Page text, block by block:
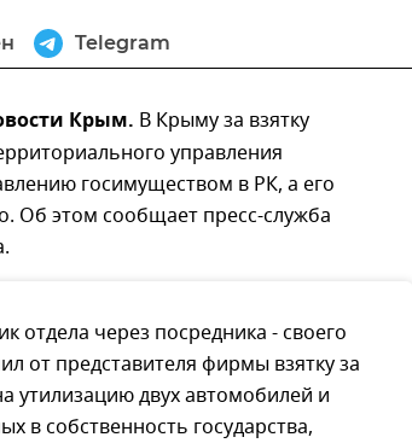
Telegram
Крым. В Крыму за взятку
управления
госимуществом в РК, а его
Об этом сообщает пресс-служба
отдела через посредника - своего
от представителя фирмы взятку за
утилизацию двух автомобилей и
в собственность государства,